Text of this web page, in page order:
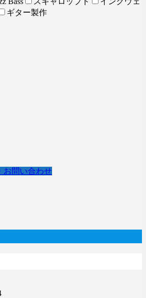
ギター製作
お問い合わせ